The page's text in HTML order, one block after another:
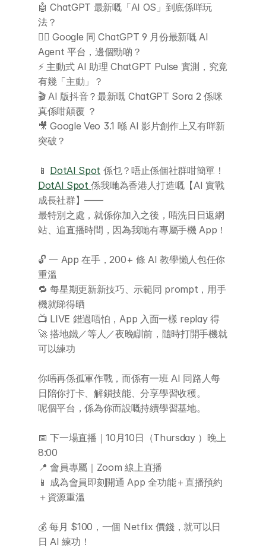
🤖 ChatGPT 最新嘅「AI OS」到底係咩玩
法？
🕵️‍♂️ Google 同 ChatGPT 9 月份最新嘅 AI
Agent 平台，邊個勁啲？
⚡️ 主動式 AI 助理 ChatGPT Pulse 實測，究竟
有幾「主動」？
🎬 AI 版抖音？最新嘅 ChatGPT Sora 2 係咪
真係咁顛覆 ？
🎥 Google Veo 3.1 喺 AI 影片創作上又有咩新
突破？
📱 DotAI Spot 係乜？唔止係個社群咁簡單！
DotAI Spot 係我哋為香港人打造嘅【AI 實戰
成長社群】——
最特別之處，就係你加入之後，唔洗日日返網
站、追直播時間，因為我哋有專屬手機 App！
🔓 一 App 在手，200+ 條 AI 教學懶人包任你
重溫
🔁 每星期更新新技巧、示範同 prompt，用手
機就睇得晒
📺 LIVE 錯過唔怕，App 入面一樣 replay 得
🚀 搭地鐵／等人／夜晚瞓前，隨時打開手機就
可以練功
你唔再係孤軍作戰，而係有一班 AI 同路人每
日陪你打卡、解鎖技能、分享學習收穫。
呢個平台，係為你而設嘅持續學習基地。
📅 下一場直播｜10月10日（Thursday ）晚上
8:00
📍 會員專屬｜Zoom 線上直播
📱 成為會員即刻開通 App 全功能＋直播預約
＋資源重溫
💰 每月 $100，一個 Netflix 價錢，就可以日
日 AI 練功！
關於 DotAI
全系列 30 小時
AI-in-One 全年 AI 學習通行證
全系列 29 小時
AI Builder 實戰訓練營
DotAI 課程時間表
AI 活動
AI 攻略及資訊
AI 企業培訓
學校 AI 培訓